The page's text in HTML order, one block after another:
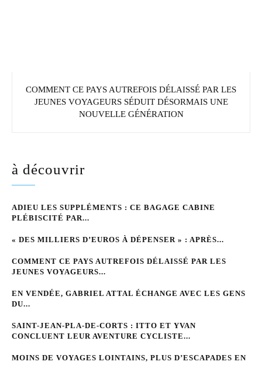
COMMENT CE PAYS AUTREFOIS DÉLAISSÉ PAR LES
JEUNES VOYAGEURS SÉDUIT DÉSORMAIS UNE
NOUVELLE GÉNÉRATION
à découvrir
ADIEU LES SUPPLÉMENTS : CE BAGAGE CABINE
PLÉBISCITÉ PAR...
« DES MILLIERS D’EUROS À DÉPENSER » : APRÈS...
COMMENT CE PAYS AUTREFOIS DÉLAISSÉ PAR LES
JEUNES VOYAGEURS...
EN VENDÉE, GABRIEL ATTAL ÉCHANGE AVEC LES GENS
DU...
SAINT-JEAN-PLA-DE-CORTS : ITTO ET YVAN
CONCLUENT LEUR AVENTURE CYCLISTE...
MOINS DE VOYAGES LOINTAINS, PLUS D’ESCAPADES EN